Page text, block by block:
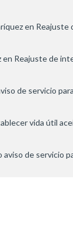
en Reajuste
en Reajuste de
de servicio
vida útil
aviso de servicio